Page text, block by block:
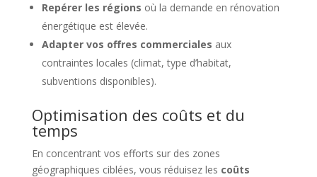
Repérer les régions où la demande en rénovation
énergétique est élevée.
Adapter vos offres commerciales aux
contraintes locales (climat, type d’habitat,
subventions disponibles).
Optimisation des coûts et du
temps
En concentrant vos efforts sur des zones
géographiques ciblées, vous réduisez les coûts